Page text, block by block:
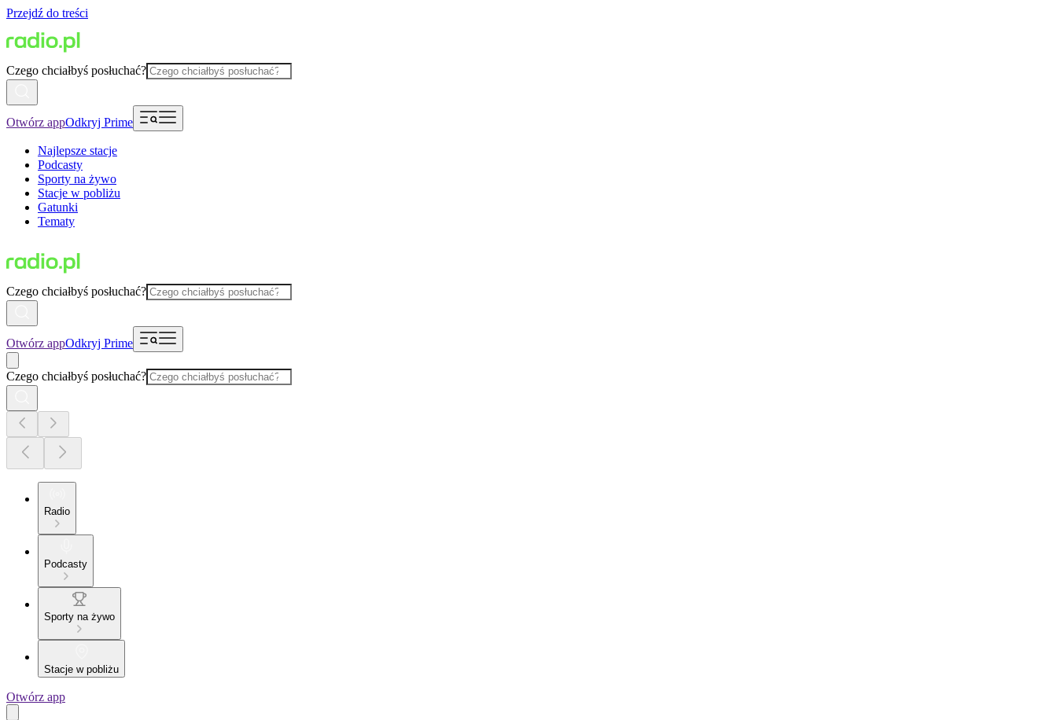
Przejdź do treści
Czego chciałbyś posłuchać?
Otwórz appOdkryj Prime
Najlepsze stacje
Podcasty
Sporty na żywo
Stacje w pobliżu
Gatunki
Tematy
Czego chciałbyś posłuchać?
Otwórz appOdkryj Prime
Czego chciałbyś posłuchać?
Radio
Podcasty
Sporty na żywo
Stacje w pobliżu
Otwórz app